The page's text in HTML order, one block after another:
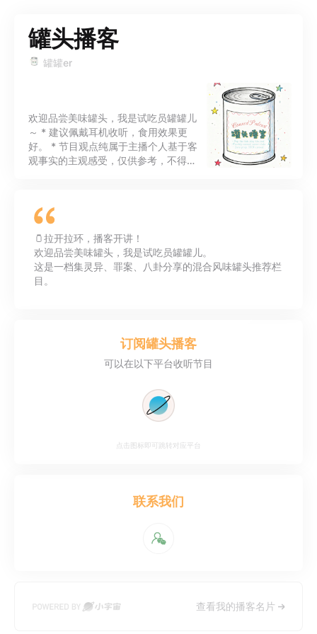
罐头播客
罐罐er
欢迎品尝美味罐头，我是试吃员罐罐儿
～ * 建议佩戴耳机收听，食用效果更
好。 * 节目观点纯属于主播个人基于客
观事实的主观感受，仅供参考，不得任
下收听，以免产生不良影响。 * 欢迎投
稿、“点菜”，私信我或者在评论区发表
宝贵的品尝意见。 * 主播微信：
GuanGuaner0924 * 主播暂时没有开
通任何其他社交媒体的账号，谨防上当
受骗！
🫙拉开拉环，播客开讲！
欢迎品尝美味罐头，我是试吃员罐罐儿。
这是一档集灵异、罪案、八卦分享的混合风味罐头推荐栏
目。
订阅罐头播客
可以在以下平台收听节目
点击图标即可跳转对应平台
联系我们
查看我的播客名片